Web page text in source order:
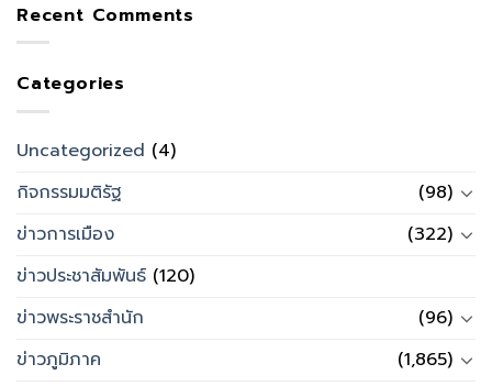
Recent Comments
Categories
Uncategorized (4)
กิจกรรมมติรัฐ
(98)
ข่าวการเมือง
(322)
ข่าวประชาสัมพันธ์ (120)
ข่าวพระราชสำนัก
(96)
ข่าวภูมิภาค
(1,865)